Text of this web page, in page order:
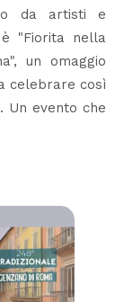
da artisti e
"Fiorita nella
un omaggio
celebrare così
evento che